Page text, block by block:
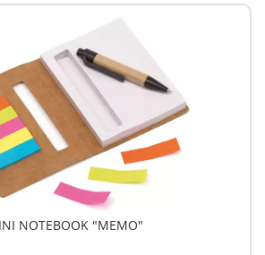
NOTEBOOK "MEMO"